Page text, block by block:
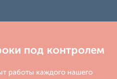
под контролем
работы каждого нашего